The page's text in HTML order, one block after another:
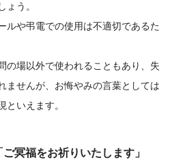
ょう。
ルや弔電での使用は不適切であるた
の場以外で使われることもあり、失
ませんが、お悔やみの言葉としては
といえます。
冥福をお祈りいたします」